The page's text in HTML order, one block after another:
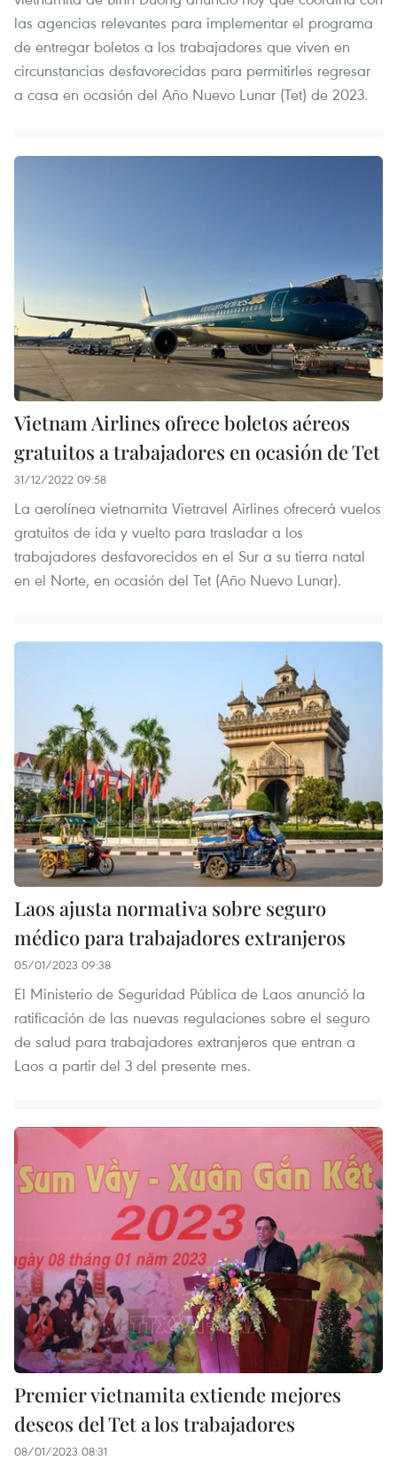
las agencias relevantes para implementar el programa
de entregar boletos a los trabajadores que viven en
circunstancias desfavorecidas para permitirles regresar
a casa en ocasión del Año Nuevo Lunar (Tet) de 2023.
Vietnam Airlines ofrece boletos aéreos
gratuitos a trabajadores en ocasión de Tet
31/12/2022 09:58
La aerolínea vietnamita Vietravel Airlines ofrecerá vuelos
gratuitos de ida y vuelto para trasladar a los
trabajadores desfavorecidos en el Sur a su tierra natal
en el Norte, en ocasión del Tet (Año Nuevo Lunar).
Laos ajusta normativa sobre seguro
médico para trabajadores extranjeros
05/01/2023 09:38
El Ministerio de Seguridad Pública de Laos anunció la
ratificación de las nuevas regulaciones sobre el seguro
de salud para trabajadores extranjeros que entran a
Laos a partir del 3 del presente mes.
Premier vietnamita extiende mejores
deseos del Tet a los trabajadores
08/01/2023 08:31